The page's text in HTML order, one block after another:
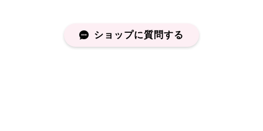
ショップに質問する